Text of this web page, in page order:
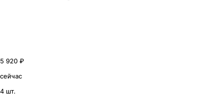
5 920 ₽
сейчас
4 шт.